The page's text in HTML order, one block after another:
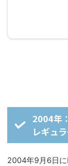
2004年
レギュ
2004年9月6日に